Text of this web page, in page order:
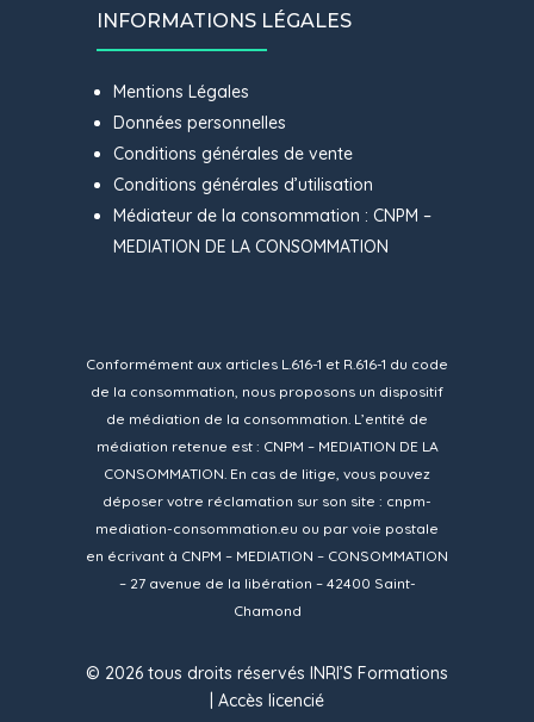
INFORMATIONS LÉGALES
Mentions Légales
Données personnelles
Conditions générales de vente
Conditions générales d’utilisation
Médiateur de la consommation : CNPM –
MEDIATION DE LA CONSOMMATION
Conformément aux articles L.616-1 et R.616-1 du code
de la consommation, nous proposons un dispositif
de médiation de la consommation. L’entité de
médiation retenue est : CNPM – MEDIATION DE LA
CONSOMMATION. En cas de litige, vous pouvez
déposer votre réclamation sur son site : cnpm-
mediation-consommation.eu ou par voie postale
en écrivant à CNPM – MEDIATION – CONSOMMATION
– 27 avenue de la libération – 42400 Saint-
Chamond
© 2026 tous droits réservés INRI’S Formations
Accès licencié